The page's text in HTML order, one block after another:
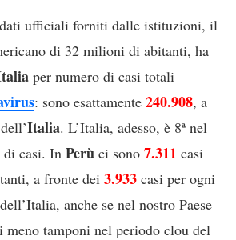
ufficiali forniti dalle istituzioni, il
di 32 milioni di abitanti, ha
per numero di casi totali
: sono esattamente 240.908, a
dell’Italia. L’Italia, adesso, è 8ª nel
di casi. In Perù ci sono 7.311 casi
a fronte dei 3.933 casi per ogni
anche se nel nostro Paese
tamponi nel periodo clou del